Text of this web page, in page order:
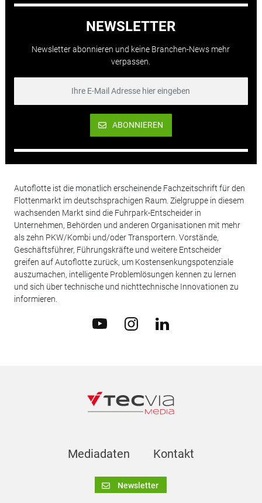
NEWSLETTER
Newsletter abonnieren und keine Branchen-News mehr
verpassen.
ABONNIEREN
Autoflotte ist die monatlich erscheinende Fachzeitschrift für den
Flottenmarkt im deutschsprachigen Raum. Zielgruppe in diesem
wachsenden Markt sind die Fuhrpark-Entscheider in
Unternehmen, Behörden und anderen Organisationen mit mehr
als zehn PKW/Kombi und/oder Transportern. Vorstände,
Geschäftsführer, Führungskräfte und weitere Entscheider
greifen auf Autoflotte zurück, um Kostensenkungspotenziale
auszumachen, intelligente Problemlösungen kennen zu lernen
und sich über technische und nichttechnische Innovationen zu
informieren.
Mediadaten Kontakt
Newsletter